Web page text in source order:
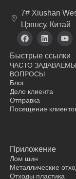
7# Xiushan
Цзянсу, Китай
F
a
e
b
o
o
k
L
i
k
e
d
n
Y
o
t
u
Быстрые ссылки
ЧАСТО
ВОПРОСЫ
Блог
Дело клиента
Отправка
Посещение
Приложение
Лом шин
Металлические
Отходы пластика